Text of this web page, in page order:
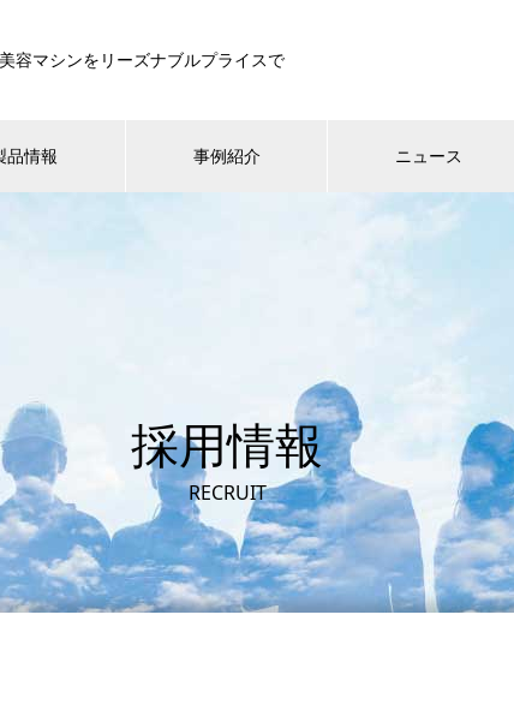
容マシンをリーズナブルプライスで
品情報 事例紹介 ニュース
採用情報
RECRUIT